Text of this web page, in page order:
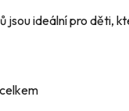
jsou ideální pro děti,